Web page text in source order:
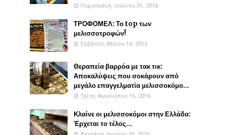
Παρασκευή, Ιουλίου 01, 2016
ΤΡΟΦΟΜΕΛ: Το top των
μελισσοτροφών!
Σάββατο, Μαΐου 16, 2015
Θεραπεία βαρρόα με τακ τικ:
Αποκαλύψεις που σοκάρουν από
μεγάλο επαγγελματία μελισσοκόμο...
Τρίτη, Αυγούστου 16, 2016
Κλαίνε οι μελισσοκόμοι στην Ελλάδα:
Έρχεται το τέλος...